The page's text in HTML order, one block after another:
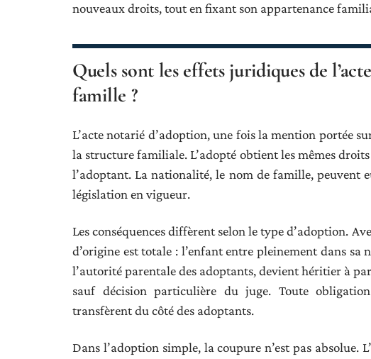
nouveaux droits, tout en fixant son appartenance
Quels sont les effets juridiques de
famille ?
L’acte notarié d’adoption, une fois la mention portée
la structure familiale. L’adopté obtient les mêmes
l’adoptant. La nationalité, le nom de famille, peuvent
législation en vigueur.
Les conséquences diffèrent selon le type d’adoption.
d’origine est totale : l’enfant entre pleinement dans
l’autorité parentale des adoptants, devient héritier à
sauf décision particulière du juge. Toute
transfèrent du côté des adoptants.
Dans l’adoption simple, la coupure n’est pas absolue.